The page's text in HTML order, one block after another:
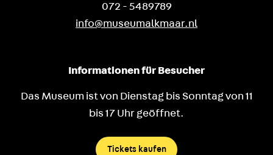
072 - 5489789
info@museumalkmaar.nl
Informationen für Besucher
Das Museum ist von Dienstag bis Sonntag von 11
bis 17 Uhr geöffnet.
Tickets kaufen